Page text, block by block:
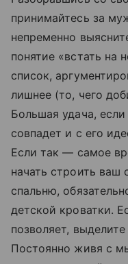
принимайтесь за
непременно
понятие «встать на
список,
лишнее (то, чего
Большая удача,
совпадет и с его
Если так — самое
начать строить
спальню,
детской кроватки.
позволяет,
Постоянно живя с